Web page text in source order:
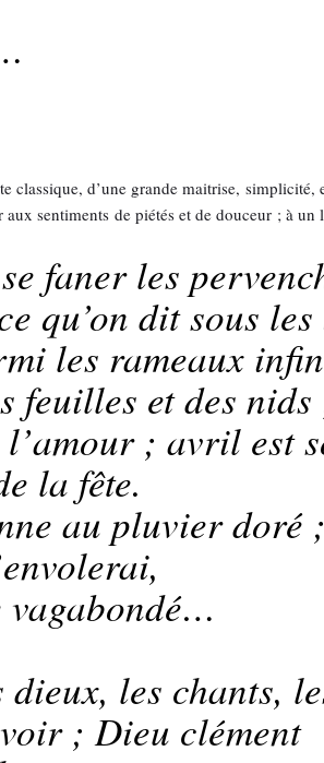
classique, d’une grande maitrise,
sentiments de piétés et de douceur ; à
faner les
qu’on dit sous les
les rameaux
feuilles et des nids
l’amour ; avril est
la fête.
au pluvier doré ;
vagabondé…
les chants,
; Dieu clément